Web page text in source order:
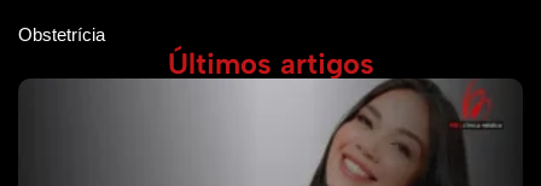
Obstetrícia
Últimos artigos